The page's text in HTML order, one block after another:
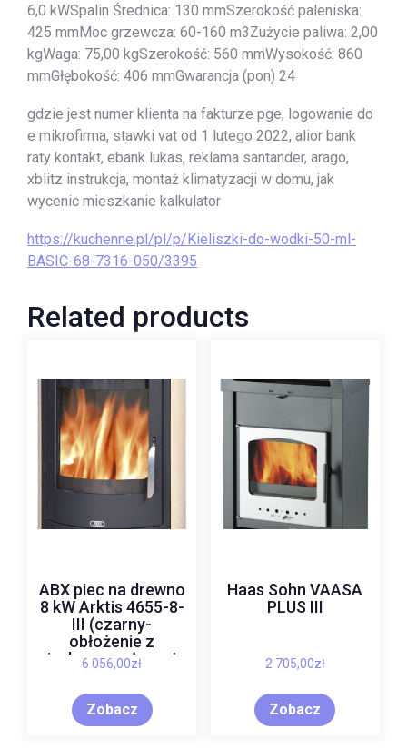
6,0 kWSpalin Średnica: 130 mmSzerokość paleniska:
425 mmMoc grzewcza: 60-160 m3Zużycie paliwa: 2,00
kgWaga: 75,00 kgSzerokość: 560 mmWysokość: 860
mmGłębokość: 406 mmGwarancja (pon) 24
gdzie jest numer klienta na fakturze pge, logowanie do
e mikrofirma, stawki vat od 1 lutego 2022, alior bank
raty kontakt, ebank lukas, reklama santander, arago,
xblitz instrukcja, montaż klimatyzacji w domu, jak
wycenic mieszkanie kalkulator
https://kuchenne.pl/pl/p/Kieliszki-do-wodki-50-ml-
BASIC-68-7316-050/3395
Related products
ABX piec na drewno
8 kW Arktis 4655-8-
III (czarny-
obłożenie z
piaskowca włacznie
z górna płyta)
6 056,00zł
Zobacz
Haas Sohn VAASA
PLUS III
2 705,00zł
Zobacz